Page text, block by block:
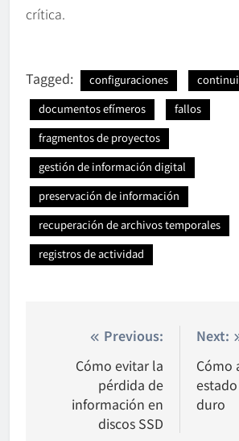
crítica.
Tagged: configuraciones
documentos efímeros
fallos
fragmentos de proyectos
gestión de información digital
preservación de información
recuperación de archivos temporales
registros de actividad
Nawigacja
wpisu
Previous:
Cómo evitar la
pérdida de
información en
discos SSD
Next:
Cómo
duro